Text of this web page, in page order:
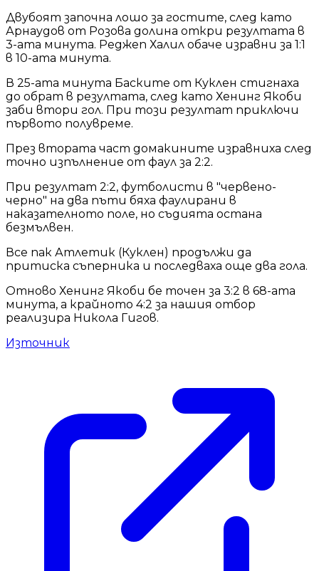
Двубоят започна лошо за гостите, след като
Арнаудов от Розова долина откри резултата в
3-ата минута. Реджеп Халил обаче изравни за 1:1
в 10-ата минута.
В 25-ата минута Баските от Куклен стигнаха
до обрат в резултата, след като Хенинг Якоби
заби втори гол. При този резултат приключи
първото полувреме.
През втората част домакините изравниха след
точно изпълнение от фаул за 2:2.
При резултат 2:2, футболисти в "червено-
черно" на два пъти бяха фаулирани в
наказателното поле, но съдията остана
безмълвен.
Все пак Атлетик (Куклен) продължи да
притиска съперника и последваха още два гола.
Отново Хенинг Якоби бе точен за 3:2 в 68-ата
минута, а крайното 4:2 за нашия отбор
реализира Никола Гигов.
Източник